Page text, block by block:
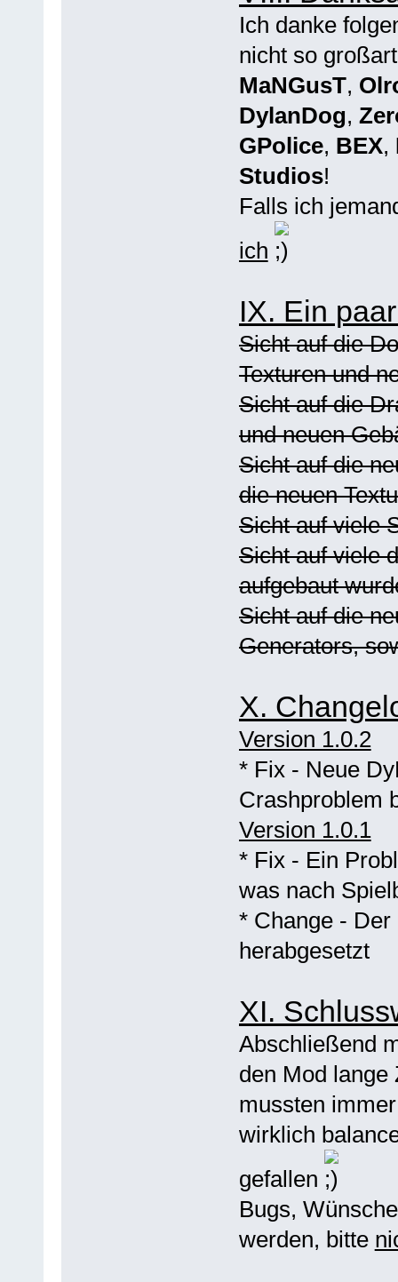
Ich danke
nicht so
MaNGusT,
DylanDog,
GPolice, BEX,
Studios!
Falls ich
ich
IX. Ein
Sicht auf die
Texturen und
Sicht auf die
und neuen
Sicht auf die
die neuen
Sicht auf viele
Sicht auf viele
aufgebaut
Sicht auf die
Generators,
X.
Version 1.0.2
* Fix - Neue
Crashproblem
Version 1.0.1
* Fix - Ein
was nach
* Change -
herabgesetzt
XI.
Abschließend
den Mod lange
mussten
wirklich
gefallen
Bugs,
werden, bitte